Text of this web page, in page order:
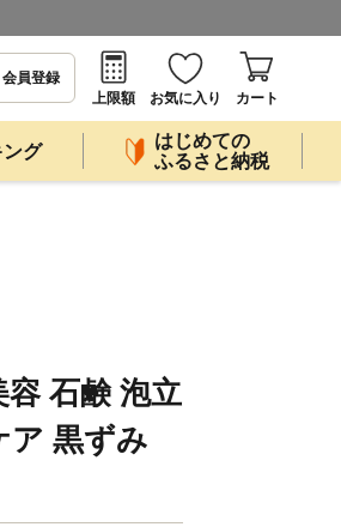
員登録
上限額
お気に入り カート
グ
はじめての
ふるさと納税
石鹸 泡立
ア 黒ずみ